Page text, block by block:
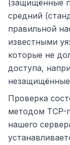
(защищённые
средний
правильной
известными
которые не
доступа,
незащищённые
Проверка
методом TCP-
нашего